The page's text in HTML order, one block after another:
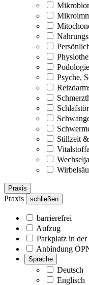
Podologie
Psyche,
Stillzeit
Praxis
Praxis schließen
barrierefrei
Aufzug
Parkplatz in
Anbindung
Sprache
Deutsch
Englisch